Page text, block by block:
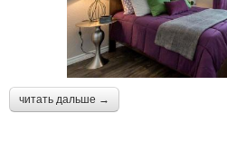
читать дальше →